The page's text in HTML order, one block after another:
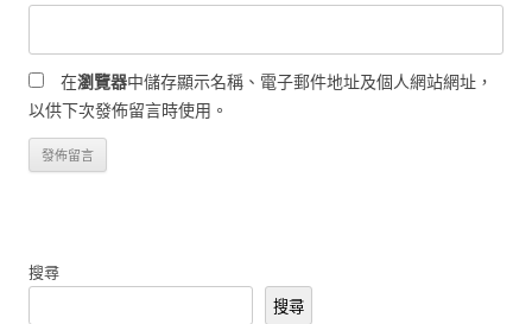
在瀏覽器中儲存顯示名稱、電子郵件地址及個人網站網址，
以供下次發佈留言時使用。
搜尋
搜尋